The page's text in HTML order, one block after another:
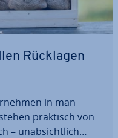
Rücklagen
in man­
praktisch von
– un­ab­sicht­lich